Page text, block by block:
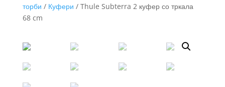
торби / Куфери / Thule Subterra 2 куфер со тркала
68 cm